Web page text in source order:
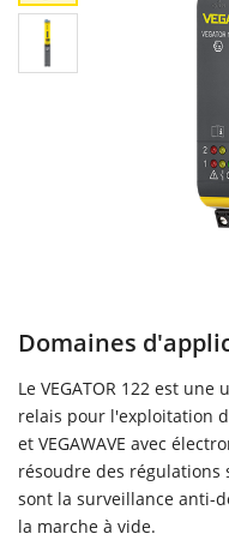
Domaines
Le VEGATOR 122 est
relais pour l'exploitation
et VEGAWAVE avec
résoudre des régulations
sont la surveillance anti-
la marche à vide.